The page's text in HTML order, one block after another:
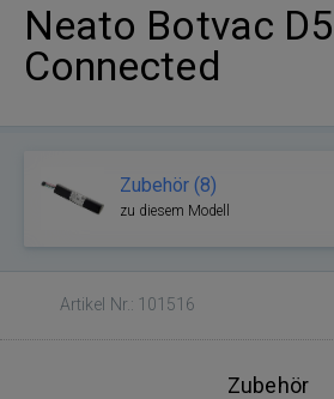
Neato Botvac D5
Connected
Zubehör (8)
zu diesem Modell
Artikel Nr.: 101516
Zubehör